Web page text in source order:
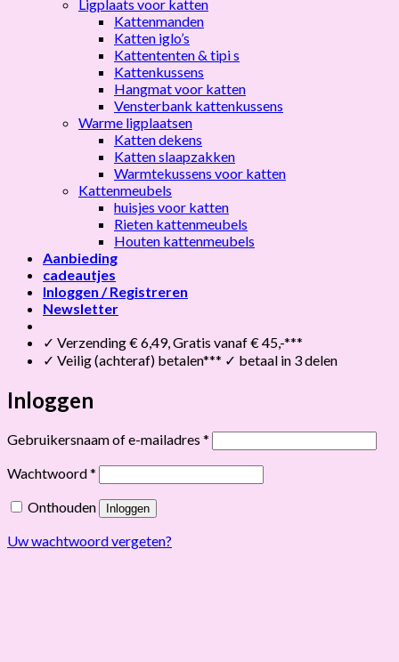
Ligplaats voor katten
Kattenmanden
Katten iglo’s
Kattententen & tipi s
Kattenkussens
Hangmat voor katten
Vensterbank kattenkussens
Warme ligplaatsen
Katten dekens
Katten slaapzakken
Warmtekussens voor katten
Kattenmeubels
huisjes voor katten
Rieten kattenmeubels
Houten kattenmeubels
Aanbieding
cadeautjes
Inloggen / Registreren
Newsletter
✓ Verzending € 6,49, Gratis vanaf € 45,-***
✓ Veilig (achteraf) betalen*** ✓ betaal in 3 delen
Inloggen
Gebruikersnaam of e-mailadres * Vereist
Wachtwoord* Vereist
Onthouden Inloggen
Uw wachtwoord vergeten?